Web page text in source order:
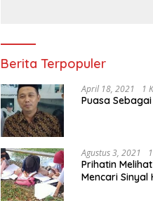
Berita Terpopuler
April 18, 2021 1
Puasa
Agustus 3, 2021
Prihatin
Mencari Sinyal